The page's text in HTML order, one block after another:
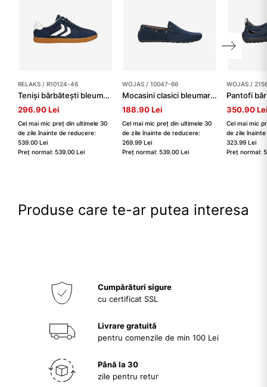
RELAKS / R10124-46
Teniși bărbătești bleumarin RELAKS cu inserții albe
296.90 Lei
Cel mai mic preț din ultimele 30
de zile înainte de reducere:
539.00 Lei
Preț normal: 539.00 Lei
WOJAS / 10047-66
Mocasini clasici bleumarin bărbați
188.90 Lei
Cel mai mic preț din ultimele 30
de zile înainte de reducere:
269.99 Lei
Preț normal: 539.00 Lei
WOJAS /
350.90
Cel mai mic
de zile
323.99 Lei
Preț normal:
Produse care te-ar putea interesa
Cumpărături sigure
cu certificat SSL
Livrare gratuită
pentru comenzile de min 100 Lei
Până la 30
zile pentru retur